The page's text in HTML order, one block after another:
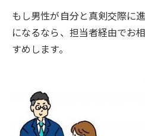
もし男性が自分と真剣交際に
になるなら、担当者経由でお
すめします。